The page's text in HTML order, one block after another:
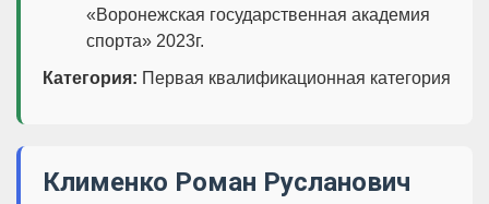
«Воронежская государственная академия
спорта» 2023г.
Категория: Первая квалификационная категория
Клименко Роман Русланович